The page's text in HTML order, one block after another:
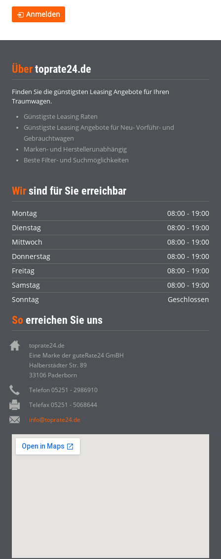
Anmelden
Über toprate24.de
Finden Sie die günstigsten Leasing Angebote für Ihren
Traumwagen.
Günstigste Leasing Raten
Günstigste Leasing Angebote für Neu- Vorführ- und
Gebrauchtwagen
Marken- und Herstellerunabhängig
Beste Filter- und Suchmöglichkeiten
Wir sind für Sie erreichbar
Montag
08:00 - 19:00
Dienstag
08:00 - 19:00
Mittwoch
08:00 - 19:00
Donnerstag
08:00 - 19:00
Freitag
08:00 - 19:00
Samstag
08:00 - 19:00
Sonntag
Geschlossen
So erreichen Sie uns
toprate24.de
Eine Marke der guteRate24 GmBH
Halberstädter Str. 89
33106 Paderborn
Telefon 05251 - 2986910
Telefax 05251 - 5068644
info@toprate24.de